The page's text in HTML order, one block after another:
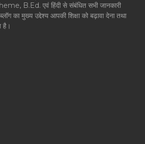
B.Ed. एवं हिंदी से संबंधित सभी जानकारी
का मुख्य उद्देश्य आपकी शिक्षा को बढ़ावा देना तथा
है।